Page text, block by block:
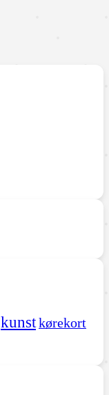
kunstkørekort